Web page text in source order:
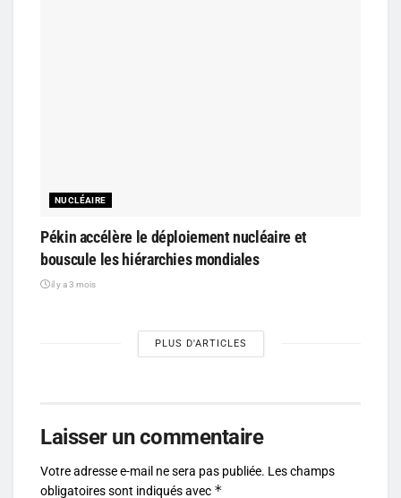
NUCLÉAIRE
Pékin accélère le déploiement nucléaire et
bouscule les hiérarchies mondiales
il y a 3 mois
PLUS D'ARTICLES
Laisser un commentaire
Votre adresse e-mail ne sera pas publiée. Les champs
obligatoires sont indiqués avec *